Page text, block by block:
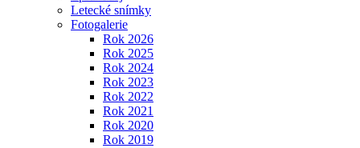
Letecké snímky
Fotogalerie
Rok 2026
Rok 2025
Rok 2024
Rok 2023
Rok 2022
Rok 2021
Rok 2020
Rok 2019